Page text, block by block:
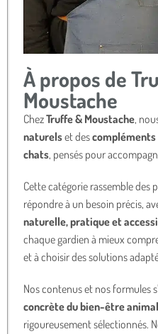
À propos de
Moustache
ChezTruffe & Moustache,
naturelset des
chats, pensés pour
Cette catégorie rassemble des
répondre à un besoin précis,
naturelle, pratique et
chaque gardien à mieux
et à choisir des solutions
Nos contenus et nos formules
concrète du bien-être animal
rigoureusement sélectionnés.